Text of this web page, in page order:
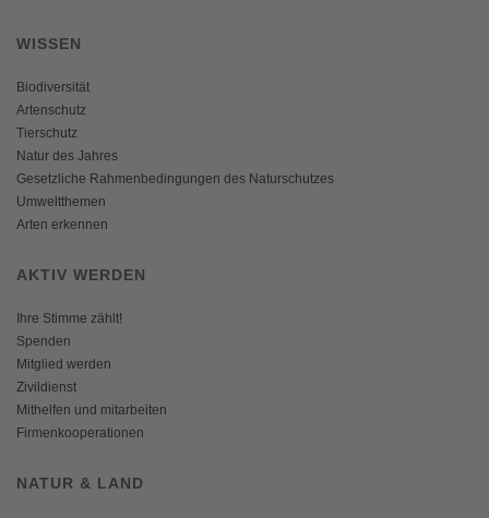
WISSEN
Biodiversität
Artenschutz
Tierschutz
Natur des Jahres
Gesetzliche Rahmenbedingungen des Naturschutzes
Umweltthemen
Arten erkennen
AKTIV WERDEN
Ihre Stimme zählt!
Spenden
Mitglied werden
Zivildienst
Mithelfen und mitarbeiten
Firmenkooperationen
NATUR & LAND